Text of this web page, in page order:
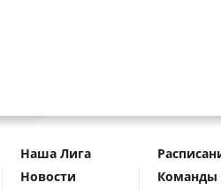
Наша Лига
Новости
Команды